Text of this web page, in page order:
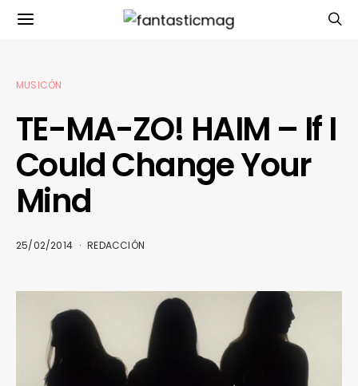
MUSICÓN
TE-MA-ZO! HAIM – If I
Could Change Your
Mind
25/02/2014 REDACCIÓN